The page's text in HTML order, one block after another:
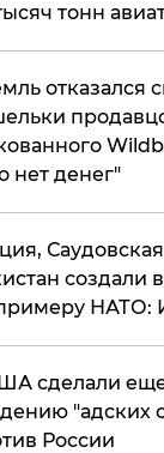
тонн
отказался
нет денег"
создали
НАТО:
сделали
"адских
России